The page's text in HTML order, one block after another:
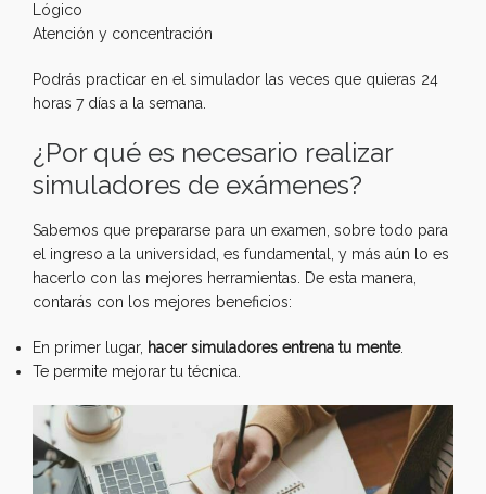
Lógico
Atención y concentración
Podrás practicar en el simulador las veces que quieras 24
horas 7 días a la semana.
¿Por qué es necesario realizar
simuladores de exámenes?
Sabemos que prepararse para un examen, sobre todo para
el ingreso a la universidad, es fundamental, y más aún lo es
hacerlo con las mejores herramientas. De esta manera,
contarás con los mejores beneficios:
En primer lugar, hacer simuladores entrena tu mente.
Te permite mejorar tu técnica.